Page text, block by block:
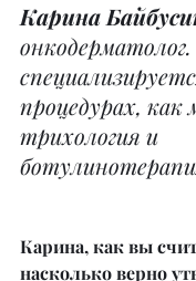
Карина
процедурах, как
трихология и
Карина, как вы
насколько верно